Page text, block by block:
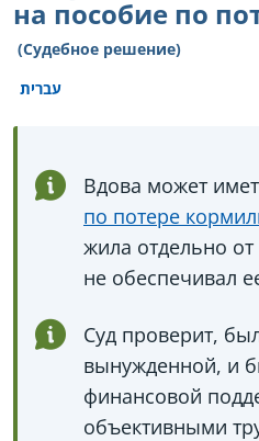
на пособие по
(Судебное решение)
עברית
Вдова может
по потере
жила отдельно
не обеспечивал
Суд проверит,
вынужденной, и
финансовой
объективными